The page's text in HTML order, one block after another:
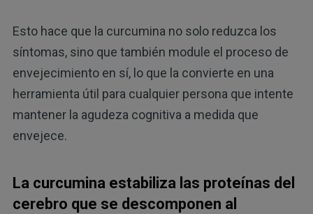
Esto hace que la curcumina no solo reduzca los
síntomas, sino que también module el proceso de
envejecimiento en sí, lo que la convierte en una
herramienta útil para cualquier persona que intente
mantener la agudeza cognitiva a medida que
envejece.
La curcumina estabiliza las proteínas del
cerebro que se descomponen al